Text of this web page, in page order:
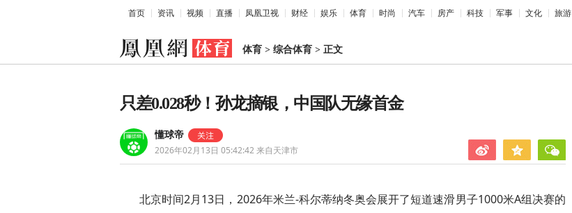
首页 资讯 视频 直播 凤凰卫视 财经 娱乐 体育 时尚 汽车 房产 科技 军事 文化 旅游
体育 > 综合体育 > 正文
只差0.028秒！孙龙摘银，中国队无缘首金
懂球帝
2026年02月13日 05:42:42 来自天津市
北京时间2月13日，2026年米兰-科尔蒂纳冬奥会展开了短道速滑男子1000米A组决赛的